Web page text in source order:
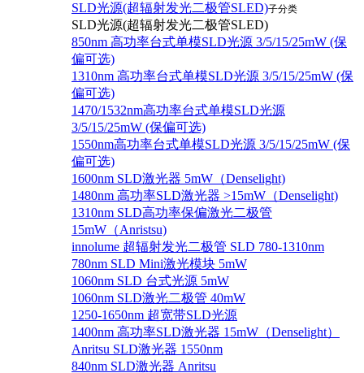
SLD光源(超辐射发光二极管SLED)子分类
SLD光源(超辐射发光二极管SLED)
850nm 高功率台式单模SLD光源 3/5/15/25mW (保
偏可选)
1310nm 高功率台式单模SLD光源 3/5/15/25mW (保
偏可选)
1470/1532nm高功率台式单模SLD光源
3/5/15/25mW (保偏可选)
1550nm高功率台式单模SLD光源 3/5/15/25mW (保
偏可选)
1600nm SLD激光器 5mW（Denselight)
1480nm 高功率SLD激光器 >15mW（Denselight)
1310nm SLD高功率保偏激光二极管
15mW（Anristsu)
innolume 超辐射发光二极管 SLD 780-1310nm
780nm SLD Mini激光模块 5mW
1060nm SLD 台式光源 5mW
1060nm SLD激光二极管 40mW
1250-1650nm 超宽带SLD光源
1400nm 高功率SLD激光器 15mW（Denselight）
Anritsu SLD激光器 1550nm
840nm SLD激光器 Anritsu